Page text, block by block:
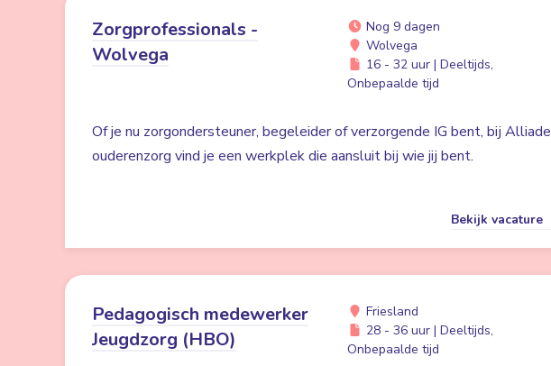
Zorgprofessionals -
Wolvega
Nog 9 dagen
Wolvega
16 - 32 uur | Deeltijds,
Onbepaalde tijd
Of je nu zorgondersteuner, begeleider of verzorgende IG bent, bij Alliade
ouderenzorg vind je een werkplek die aansluit bij wie jij bent.
Bekijk vacature
Pedagogisch medewerker
Jeugdzorg (HBO)
Friesland
28 - 36 uur | Deeltijds,
Onbepaalde tijd